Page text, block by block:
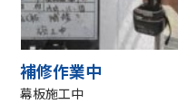
補修作業中
幕板施工中